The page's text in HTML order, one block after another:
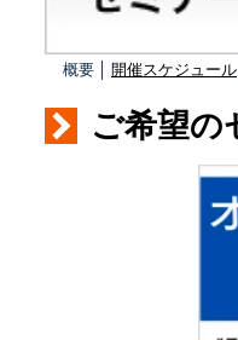
概要 │ 開催スケジュール
ご希望の